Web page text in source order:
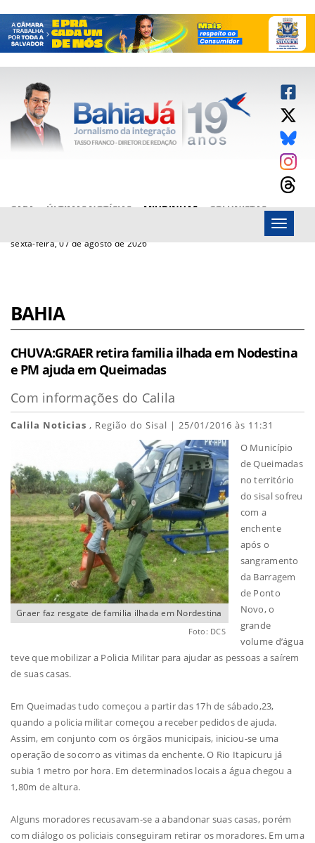
CAPA ÚLTIMAS NOTÍCIAS MIUDINHAS
COLUNISTAS
sexta-feira, 07 de agosto de 2026
Menu
BAHIA
CHUVA:GRAER retira familia ilhada em Nodestina
e PM ajuda em Queimadas
Com informações do Calila
Calila Noticias , Região do Sisal | 25/01/2016 às 11:31
Graer faz resgate de familia ilhada em Nordestina
Foto: DCS
O Município
de Queimadas
no território
do sisal sofreu
com a
enchente
após o
sangramento
da Barragem
de Ponto
Novo, o
grande
volume d’água
teve que mobilizar a Policia Militar para ajudar as pessoas a saírem
de suas casas.
Em Queimadas tudo começou a partir das 17h de sábado,23,
quando a policia militar começou a receber pedidos de ajuda.
Assim, em conjunto com os órgãos municipais, iniciou-se uma
operação de socorro as vitimas da enchente. O Rio Itapicuru já
subia 1 metro por hora. Em determinados locais a água chegou a
1,80m de altura.
Alguns moradores recusavam-se a abandonar suas casas, porém
com diálogo os policiais conseguiram retirar os moradores. Em uma